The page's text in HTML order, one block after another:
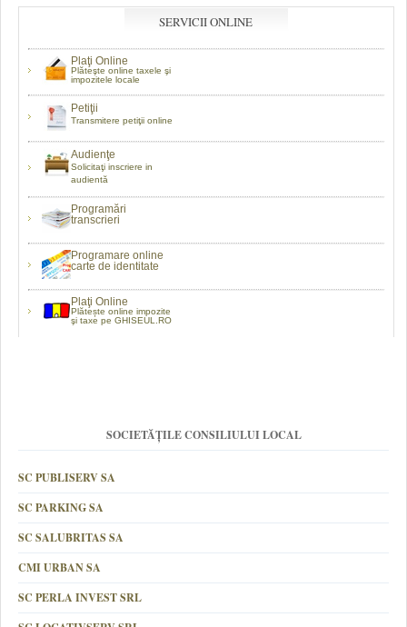
SERVICII ONLINE
Plaţi Online
Plăteşte online taxele şi
impozitele locale
Petiţii
Transmitere petiţii online
Audienţe
Solicitaţi inscriere in
audientă
Programări
transcrieri
Programare online
carte de identitate
Plaţi Online
Plătește online impozite
şi taxe pe GHISEUL.RO
SOCIETĂȚILE CONSILIULUI LOCAL
SC PUBLISERV SA
SC PARKING SA
SC SALUBRITAS SA
CMI URBAN SA
SC PERLA INVEST SRL